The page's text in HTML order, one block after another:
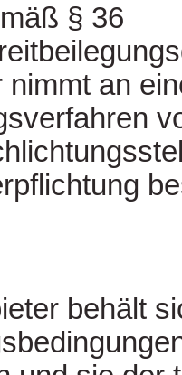
§ 36
nimmt an
behält